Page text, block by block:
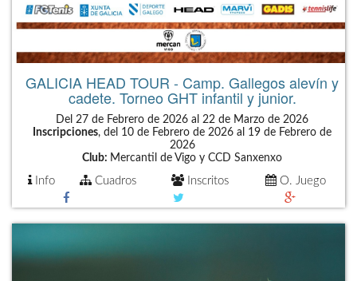
GALICIA HEAD TOUR - Camp. Gallegos alevín y
cadete. Torneo GHT infantil y junior.
Del 27 de Febrero de 2026 al 22 de Marzo de 2026
Inscripciones, del 10 de Febrero de 2026 al 19 de Febrero de
2026
Club: Mercantil de Vigo y CCD Sanxenxo
Info Cuadros Inscritos O. Juego